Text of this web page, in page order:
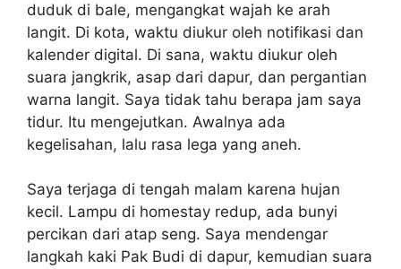
duduk di bale, mengangkat wajah ke arah
langit. Di kota, waktu diukur oleh notifikasi dan
kalender digital. Di sana, waktu diukur oleh
suara jangkrik, asap dari dapur, dan pergantian
warna langit. Saya tidak tahu berapa jam saya
tidur. Itu mengejutkan. Awalnya ada
kegelisahan, lalu rasa lega yang aneh.
Saya terjaga di tengah malam karena hujan
kecil. Lampu di homestay redup, ada bunyi
percikan dari atap seng. Saya mendengar
langkah kaki Pak Budi di dapur, kemudian suara